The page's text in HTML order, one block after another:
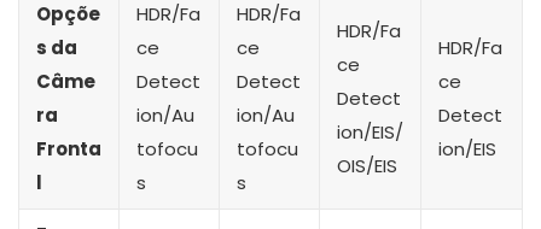
Opçõe
s da
Câme
ra
Fronta
l
HDR/Fa
ce
Detect
ion/Au
tofocu
s
HDR/Fa
ce
Detect
ion/Au
tofocu
s
HDR/Fa
ce
Detect
ion/EIS/
OIS/EIS
HDR/Fa
ce
Detect
ion/EIS